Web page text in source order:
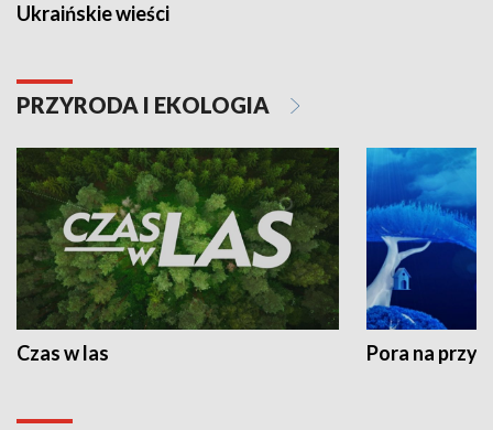
Ukraińskie wieści
PRZYRODA I EKOLOGIA
Czas w las Pora na